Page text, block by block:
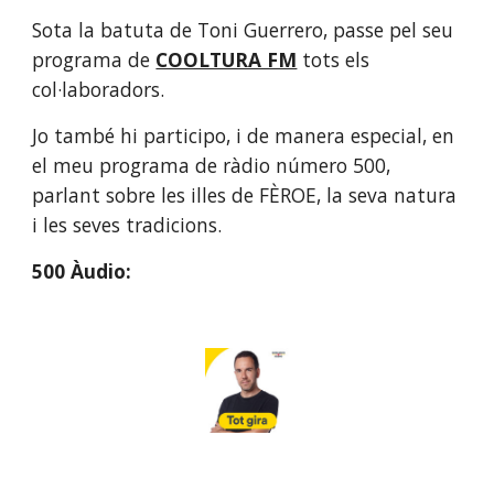
Sota la batuta de Toni Guerrero, passe pel seu
programa de COOLTURA FM tots els
col·laboradors.
Jo també hi participo, i de manera especial, en
el meu programa de ràdio número 500,
parlant sobre les illes de FÈROE, la seva natura
i les seves tradicions.
500 Àudio: